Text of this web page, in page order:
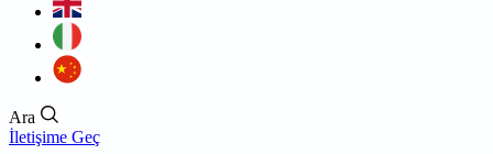
Ara
İletişime Geç